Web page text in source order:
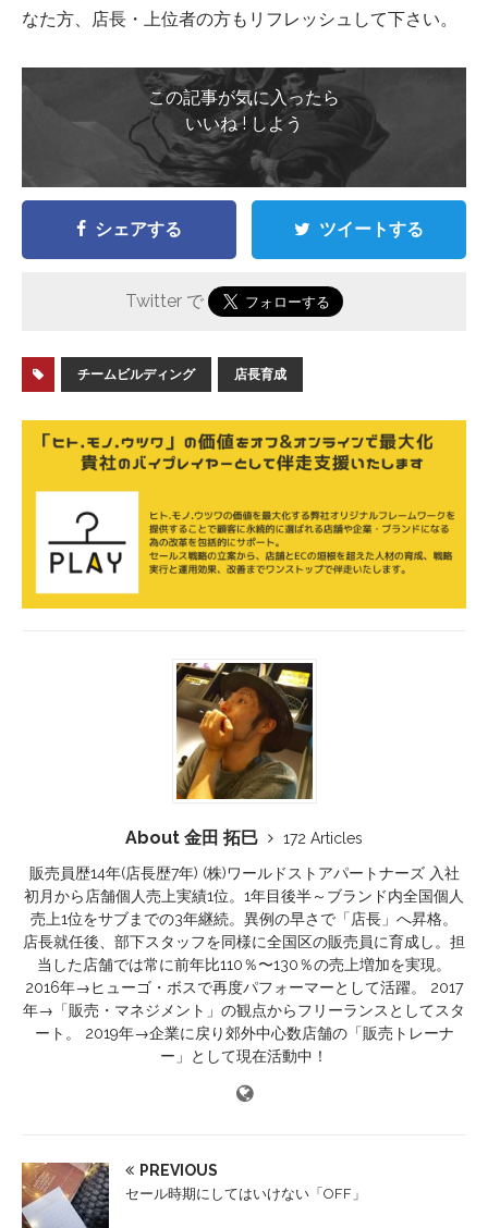
なた方、店長・上位者の方もリフレッシュして下さい。
この記事が気に入ったら
いいね ! しよう
シェアする ツイートする
Twitter で
チームビルディング 店長育成
About 金田 拓巳
172 Articles
販売員歴14年(店長歴7年) (株)ワールドストアパートナーズ 入社
初月から店舗個人売上実績1位。1年目後半～ブランド内全国個人
売上1位をサブまでの3年継続。異例の早さで「店長」へ昇格。
店長就任後、部下スタッフを同様に全国区の販売員に育成し。担
当した店舗では常に前年比110％〜130％の売上増加を実現。
2016年→ヒューゴ・ボスで再度パフォーマーとして活躍。 2017
年→「販売・マネジメント」の観点からフリーランスとしてスタ
ート。 2019年→企業に戻り郊外中心数店舗の「販売トレーナ
ー」として現在活動中！
PREVIOUS
セール時期にしてはいけない「OFF」